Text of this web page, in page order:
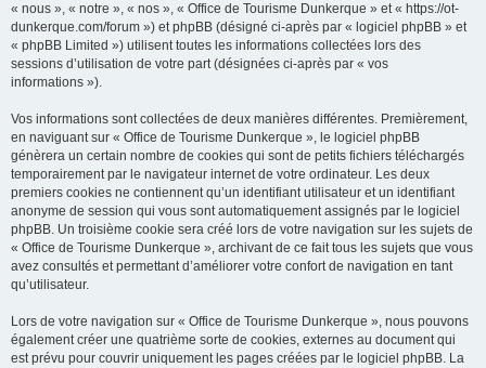
« nous », « notre », « nos », « Office de Tourisme Dunkerque » et « https://ot-
dunkerque.com/forum ») et phpBB (désigné ci-après par « logiciel phpBB » et
« phpBB Limited ») utilisent toutes les informations collectées lors des
sessions d’utilisation de votre part (désignées ci-après par « vos
informations »).
Vos informations sont collectées de deux manières différentes. Premièrement,
en naviguant sur « Office de Tourisme Dunkerque », le logiciel phpBB
génèrera un certain nombre de cookies qui sont de petits fichiers téléchargés
temporairement par le navigateur internet de votre ordinateur. Les deux
premiers cookies ne contiennent qu’un identifiant utilisateur et un identifiant
anonyme de session qui vous sont automatiquement assignés par le logiciel
phpBB. Un troisième cookie sera créé lors de votre navigation sur les sujets de
« Office de Tourisme Dunkerque », archivant de ce fait tous les sujets que vous
avez consultés et permettant d’améliorer votre confort de navigation en tant
qu’utilisateur.
Lors de votre navigation sur « Office de Tourisme Dunkerque », nous pouvons
également créer une quatrième sorte de cookies, externes au document qui
est prévu pour couvrir uniquement les pages créées par le logiciel phpBB. La